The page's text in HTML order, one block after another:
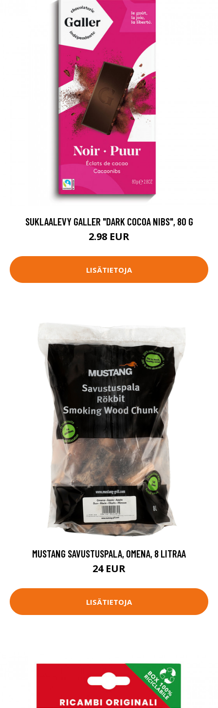
SUKLAALEVY GALLER "DARK COCOA NIBS", 80 G
2.98 EUR
LISÄTIETOJA
MUSTANG SAVUSTUSPALA, OMENA, 8 LITRAA
24 EUR
LISÄTIETOJA